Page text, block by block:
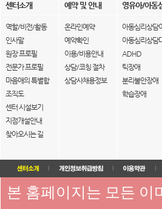
센터소개 예약 및 안내 영유아/아동
역할/비전/활동
인사말
원장 프로필
전문가 프로필
마음애의 특별함
조직도
센터 시설보기
지점개설안내
찾아오시는 길
온라인예약
예약확인
이용/비용안내
상담/코칭 절차
상담사채용정보
아동심리상담
아동심리상담
ADHD
틱장애
분리불안장애
학습장애
본 홈페이지는 모든 이